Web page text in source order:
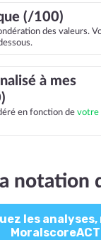
(/100)
des valeurs.
à mes
en fonction de votre
notation
les